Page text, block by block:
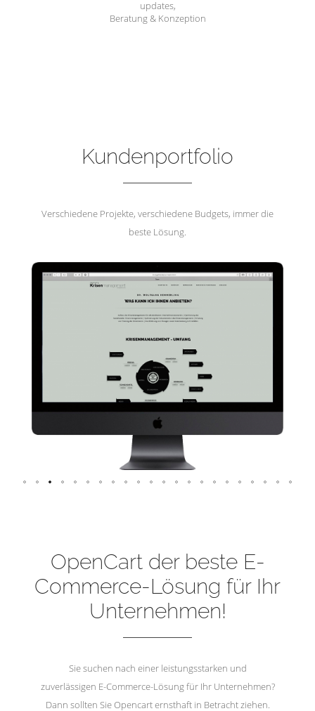
updates,
Beratung & Konzeption
Kundenportfolio
Verschiedene Projekte, verschiedene Budgets, immer die
beste Lösung.
OpenCart der beste E-
Commerce-Lösung für Ihr
Unternehmen!
Sie suchen nach einer leistungsstarken und
zuverlässigen E-Commerce-Lösung für Ihr Unternehmen?
Dann sollten Sie Opencart ernsthaft in Betracht ziehen.